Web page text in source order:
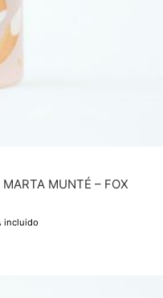
MUNTÉ – FOX
incluido